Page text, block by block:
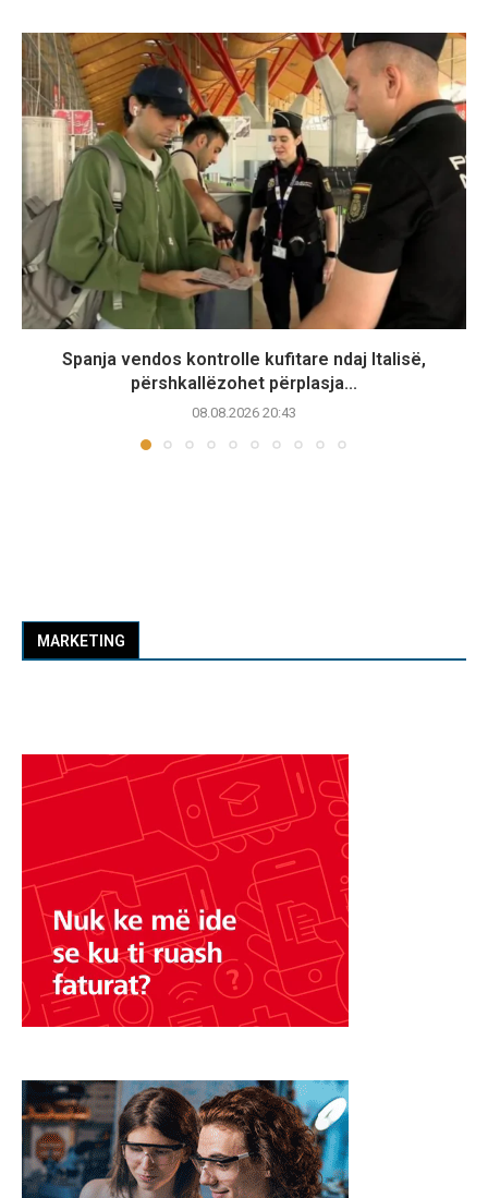
Spanja vendos kontrolle kufitare ndaj Italisë,
përshkallëzohet përplasja...
08.08.2026 20:43
MARKETING